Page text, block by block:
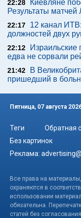
22:28
Киевляне
Результаты
22:17
12 канал
должностей двух
22:12
едва не сорвали
21:42
В
пришедший в
Пятница, 07 августа
Теги Обратная
Без картинок
Реклама:
Все права на
охраняются в
использовании
обязательна.
статей без